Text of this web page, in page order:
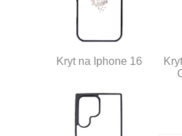
Kryt na Iphone 16